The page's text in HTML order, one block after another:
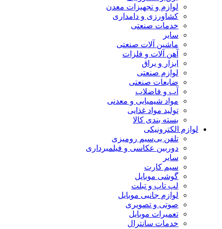
لوازم و تجهیزات معدن
کشاورزی و دامداری
خدمات صنعتی
سایر
ماشین آلات صنعتی
آهن آلات و فلزات
ابزار و یراق
لوازم صنعتی
ضایعات صنعتی
آب و فاضلاب
مواد شیمیایی و معدنی
تولید مواد غذایی
بسته بندی کالا
لوازم الکترونیکی
تلفن بی‌سیم رومیزی
دوربین عکاسی و فیلمبرداری
سایر
سیم کارت
گوشی موبایل
لپ تاپ و تبلت
لوازم جانبی موبایل
صوتی و تصویری
تعمیرات موبایل
خدمات سانترال